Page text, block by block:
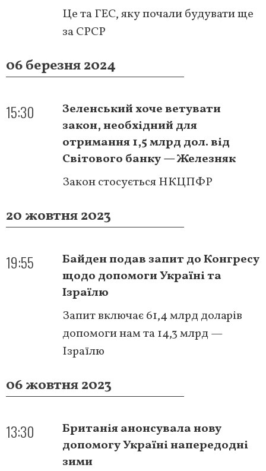
Це та ГЕС, яку почали будувати ще
за СРСР
06 березня 2024
15:30
Зеленський хоче ветувати
закон, необхідний для
отримання 1,5 млрд дол. від
Світового банку — Железняк
Закон стосується НКЦПФР
20 жовтня 2023
19:55
Байден подав запит до Конгресу
щодо допомоги Україні та
Ізраїлю
Запит включає 61,4 млрд доларів
допомоги нам та 14,3 млрд —
Ізраїлю
06 жовтня 2023
13:30
Британія анонсувала нову
допомогу Україні напередодні
зими